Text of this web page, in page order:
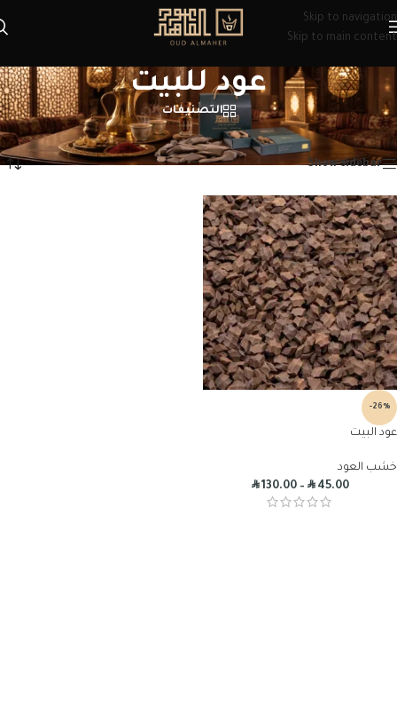
Skip to navigation
Skip to main content
عود للبيت
التصنيفات
الرئيسية/منتجات تحت الوسم “عود للبيت” عرض النتيجة الوحيدة
Show sidebar
-26%
عود البيت
خشب العود
R45.00
–
R130.00